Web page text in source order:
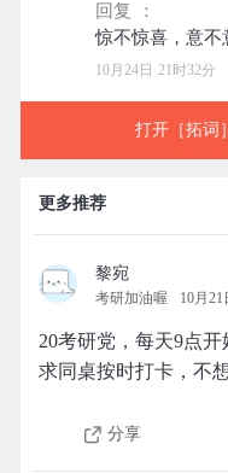
回复 ：
10月24日 21时32分
打开［拓词
更多推荐
黎宛
考研加油喔 10月
20考研党，每天9点
求同桌按时打卡，不
分享